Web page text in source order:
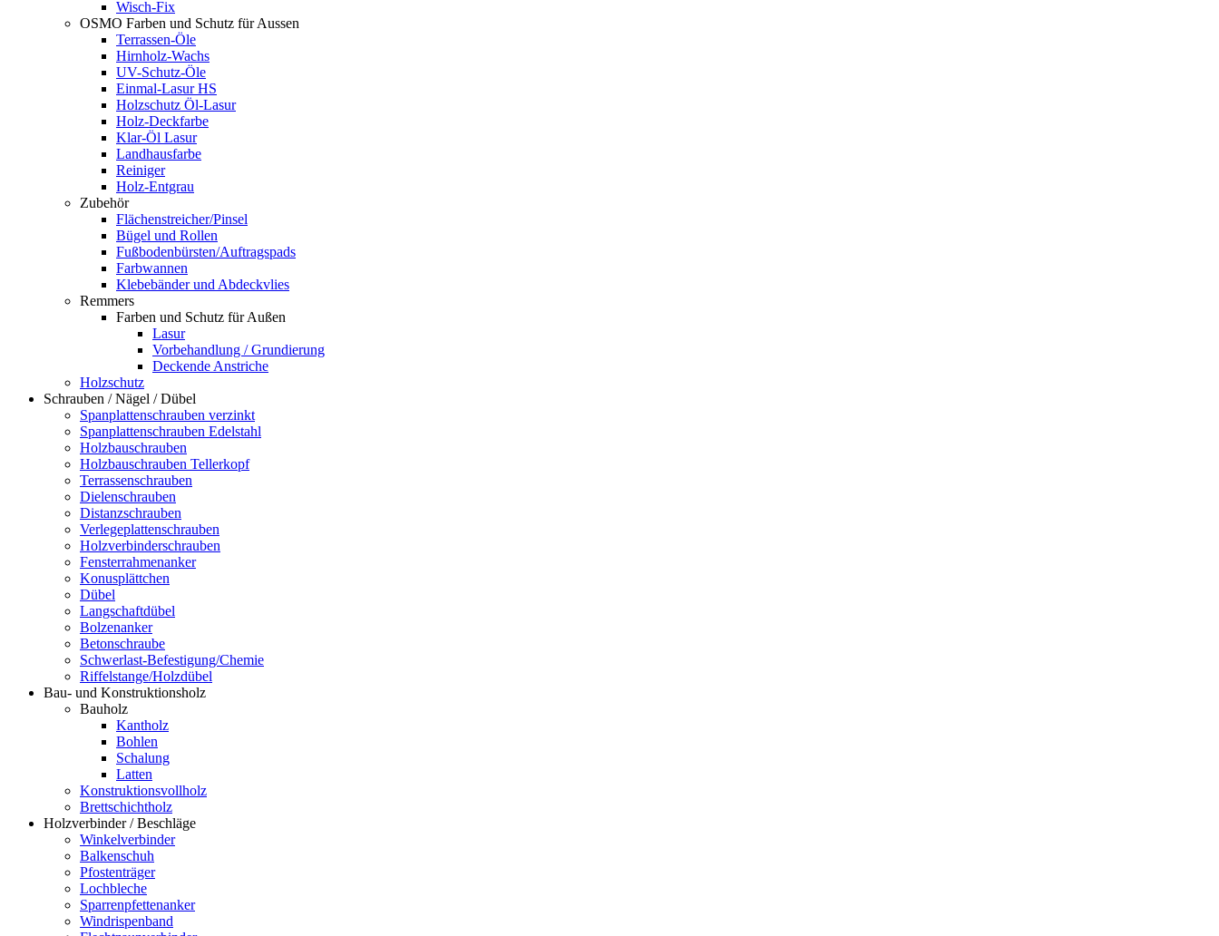
Wisch-Fix
OSMO Farben und Schutz für Aussen
Terrassen-Öle
Hirnholz-Wachs
UV-Schutz-Öle
Einmal-Lasur HS
Holzschutz Öl-Lasur
Holz-Deckfarbe
Klar-Öl Lasur
Landhausfarbe
Reiniger
Holz-Entgrau
Zubehör
Flächenstreicher/Pinsel
Bügel und Rollen
Fußbodenbürsten/Auftragspads
Farbwannen
Klebebänder und Abdeckvlies
Remmers
Farben und Schutz für Außen
Lasur
Vorbehandlung / Grundierung
Deckende Anstriche
Holzschutz
Schrauben / Nägel / Dübel
Spanplattenschrauben verzinkt
Spanplattenschrauben Edelstahl
Holzbauschrauben
Holzbauschrauben Tellerkopf
Terrassenschrauben
Dielenschrauben
Distanzschrauben
Verlegeplattenschrauben
Holzverbinderschrauben
Fensterrahmenanker
Konusplättchen
Dübel
Langschaftdübel
Bolzenanker
Betonschraube
Schwerlast-Befestigung/Chemie
Riffelstange/Holzdübel
Bau- und Konstruktionsholz
Bauholz
Kantholz
Bohlen
Schalung
Latten
Konstruktionsvollholz
Brettschichtholz
Holzverbinder / Beschläge
Winkelverbinder
Balkenschuh
Pfostenträger
Lochbleche
Sparrenpfettenanker
Windrispenband